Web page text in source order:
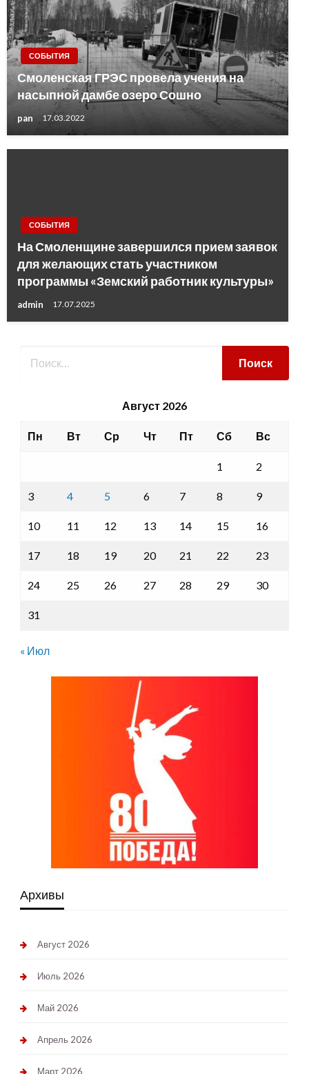
СОБЫТИЯ
Смоленская ГРЭС провела учения на
насыпной дамбе озеро Сошно
pan 17.03.2022
СОБЫТИЯ
На Смоленщине завершился прием заявок
для желающих стать участником
программы «Земский работник культуры»
admin 17.07.2025
Август 2026
Пн Вт Ср Чт Пт Сб Вс
1 2
3 4 5 6 7 8 9
10 11 12 13 14 15 16
17 18 19 20 21 22 23
24 25 26 27 28 29 30
31
« Июл
Архивы
Август 2026
Июль 2026
Май 2026
Апрель 2026
Март 2026